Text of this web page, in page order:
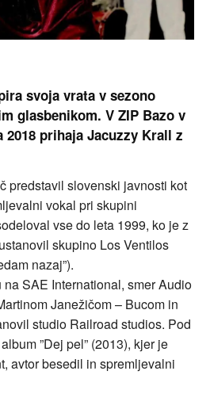
svoja vrata v sezono
glasbenikom. V ZIP Bazo v
2018 prihaja Jacuzzy Krall z
predstavil slovenski javnosti kot
vokal pri skupini
vse do leta 1999, ko je z
skupino Los Ventilos
nazaj”).
SAE International, smer Audio
Janežičom – Bucom in
studio Railroad studios. Pod
”Dej pel” (2013), kjer je
avtor besedil in spremljevalni